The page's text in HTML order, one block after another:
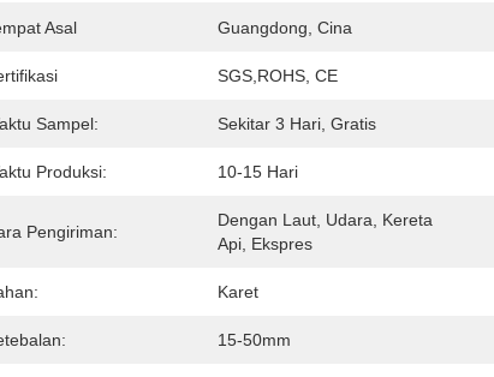
Asal Guangdong, Cina
SGS,ROHS, CE
Sampel: Sekitar 3 Hari, Gratis
Produksi: 10-15 Hari
Pengiriman:
Dengan Laut, Udara, Kereta
Api, Ekspres
Karet
15-50mm